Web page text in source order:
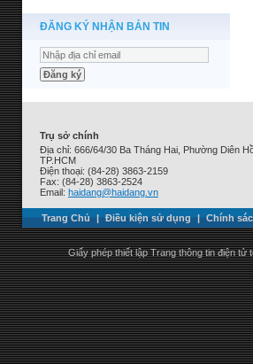
ĐĂNG KÝ NHẬN BẢN TIN
Trụ sở chính
Địa chỉ: 666/64/30 Ba Tháng Hai, Phường Diên
TP.HCM
Điện thoại: (84-28) 3863-2159
Fax: (84-28) 3863-2524
Email: haidang@haidang.vn
Trang Chủ | Điều kiện sử dụng | Chính
Giấy phép thiết lập Trang thông tin điện